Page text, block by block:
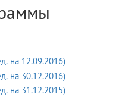
на 12.09.2016)
на 30.12.2016)
на 31.12.2015)